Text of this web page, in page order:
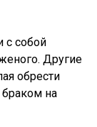
с собой
Другие
обрести
на